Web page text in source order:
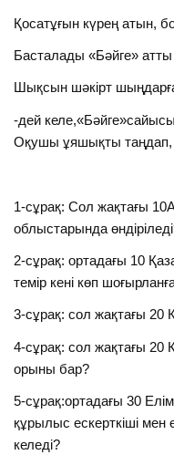
Қосатұғын күрең атын,
Басталады «Бәйге»
Шықсын шәкірт
-дей
Оқушы ұяшықты таңдап,
1-сұрақ: Сол жақтағы
облыстарында
2-сұрақ: ортадағы 10
темір кені көп
3-сұрақ: сол жақтағы 20
4-сұрақ: сол жақтағы 20
орыны бар?
5-сұрақ:ортадағы 30
құрылыс ескерткіші
келеді?